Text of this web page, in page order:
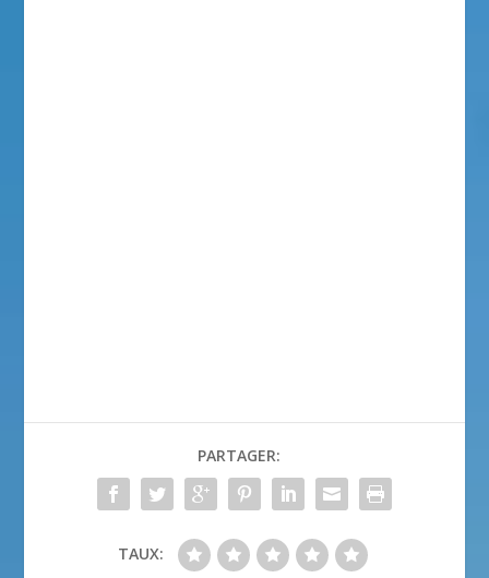
PARTAGER:
TAUX: